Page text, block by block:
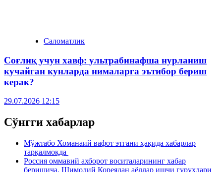
Саломатлик
Соғлиқ учун хавф: ультрабинафша нурланиш
кучайган кунларда нималарга эътибор бериш
керак?
29.07.2026 12:15
Сўнгги хабарлар
Мўжтабо Хоманаий вафот этгани ҳақида хабарлар
тарқалмоқда
Россия оммавий ахборот воситаларининг хабар
беришича, Шимолий Кореядан аёллар ишчи гуруҳлари